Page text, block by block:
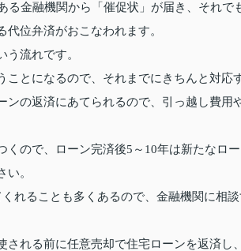
金融機関から「催促状」が届き、それで
位弁済がおこなわれます。
流れです。
とになるので、それまでにきちんと対応
の返済にあてられるので、引っ越し費用
ので、ローン完済後5～10年は新たなロ
。
れることも多くあるので、金融機関に相
れる前に任意売却で住宅ローンを返済し